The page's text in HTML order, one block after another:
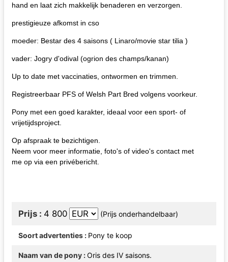
hand en laat zich makkelijk benaderen en verzorgen.
prestigieuze afkomst in cso
moeder: Bestar des 4 saisons ( Linaro/movie star tilia )
vader: Jogry d'odival (ogrion des champs/kanan)
Up to date met vaccinaties, ontwormen en trimmen.
Registreerbaar PFS of Welsh Part Bred volgens voorkeur.
Pony met een goed karakter, ideaal voor een sport- of
vrijetijdsproject.
Op afspraak te bezichtigen.
Neem voor meer informatie, foto's of video's contact met
me op via een privébericht.
Prijs 4 800 (Prijs onderhandelbaar)
Soort advertenties Pony te koop
Naam van de pony Oris des IV saisons.